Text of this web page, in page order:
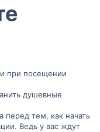
при посещении
душевные
перед тем, как начать
Ведь у вас ждут